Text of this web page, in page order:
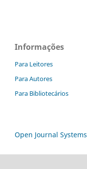
Informações
Para Leitores
Para Autores
Para Bibliotecários
Open Journal Systems